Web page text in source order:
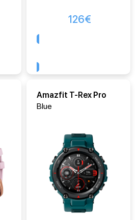
126€
Amazfit T-Rex Pro
Blue